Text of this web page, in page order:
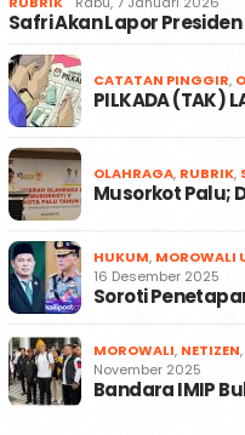
Safri Akan Lapor
CATATAN PINGGIR,
PILKADA (TAK)
OLAHRAGA, RUBRIK,
Musorkot Palu;
HUKUM, MOROWALI
16 Desember 2025
Soroti
MOROWALI, NETIZEN,
November 2025
Bandara IMIP